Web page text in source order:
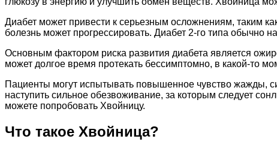
Диабет может привести к серьезным осложнениям, таким
болезнь может прогрессировать. Диабет 2-го типа обычно
Основным фактором риска развития диабета является
может долгое время протекать бессимптомно, в какой-то
Пациенты могут испытывать повышенное чувство жажды,
наступить сильное обезвоживание, за которым следует
можете попробовать Хвойницу.
Что такое Хвойница?